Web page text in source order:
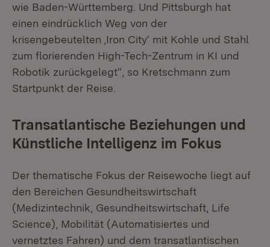
wie Baden-Württemberg. Und Pittsburgh hat
einen eindrücklich Weg von der
krisengebeutelten ,Iron City‘ mit Kohle und Stahl
zum florierenden High-Tech-Zentrum in KI und
Robotik zurückgelegt“, so Kretschmann zum
Startpunkt der Reise.
Transatlantische Beziehungen und
Künstliche Intelligenz im Fokus
Der thematische Fokus der Reisewoche liegt auf
den Bereichen Gesundheitswirtschaft
(Medizintechnik, Gesundheitswirtschaft, Life
Science), Mobilität (Automatisiertes und
vernetztes Fahren) und dem transatlantischen